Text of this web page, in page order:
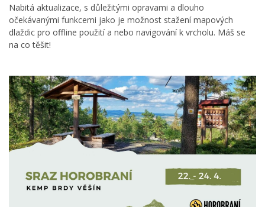
Nabitá aktualizace, s důležitými opravami a dlouho
očekávanými funkcemi jako je možnost stažení mapových
dlaždic pro offline použití a nebo navigování k vrcholu. Máš se
na co těšit!